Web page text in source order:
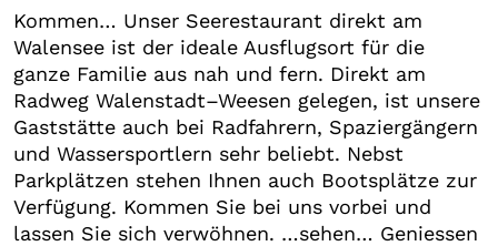
Kommen… Unser Seerestaurant direkt am
Walensee ist der ideale Ausflugsort für die
ganze Familie aus nah und fern. Direkt am
Radweg Walenstadt–Weesen gelegen, ist unsere
Gaststätte auch bei Radfahrern, Spaziergängern
und Wassersportlern sehr beliebt. Nebst
Parkplätzen stehen Ihnen auch Bootsplätze zur
Verfügung. Kommen Sie bei uns vorbei und
lassen Sie sich verwöhnen. …sehen… Geniessen